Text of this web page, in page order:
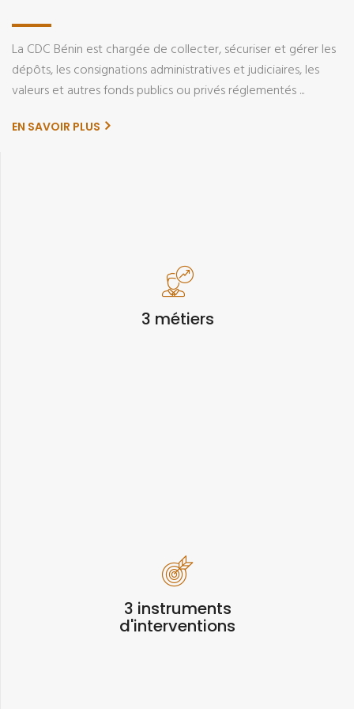
La CDC Bénin est chargée de collecter, sécuriser et gérer les
dépôts, les consignations administratives et judiciaires, les
valeurs et autres fonds publics ou privés réglementés ...
EN SAVOIR PLUS
3 métiers
3 instruments
d'interventions